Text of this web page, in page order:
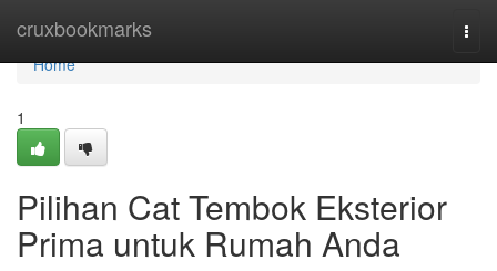
cruxbookmarks
Home
Home
1
Pilihan Cat Tembok Eksterior
Prima untuk Rumah Anda